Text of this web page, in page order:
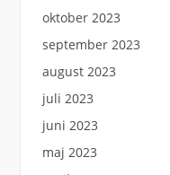
oktober 2023
september 2023
august 2023
juli 2023
juni 2023
maj 2023